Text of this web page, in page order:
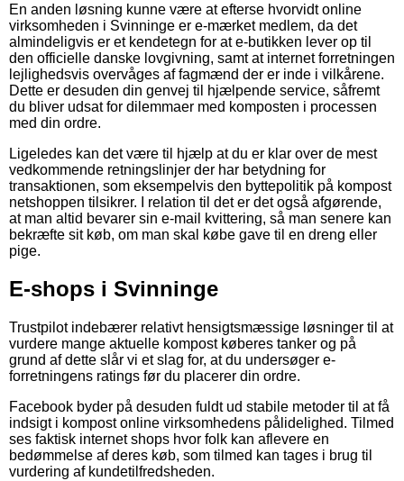
En anden løsning kunne være at efterse hvorvidt online
virksomheden i Svinninge er e-mærket medlem, da det
almindeligvis er et kendetegn for at e-butikken lever op til
den officielle danske lovgivning, samt at internet forretningen
lejlighedsvis overvåges af fagmænd der er inde i vilkårene.
Dette er desuden din genvej til hjælpende service, såfremt
du bliver udsat for dilemmaer med komposten i processen
med din ordre.
Ligeledes kan det være til hjælp at du er klar over de mest
vedkommende retningslinjer der har betydning for
transaktionen, som eksempelvis den byttepolitik på kompost
netshoppen tilsikrer. I relation til det er det også afgørende,
at man altid bevarer sin e-mail kvittering, så man senere kan
bekræfte sit køb, om man skal købe gave til en dreng eller
pige.
E-shops i Svinninge
Trustpilot indebærer relativt hensigtsmæssige løsninger til at
vurdere mange aktuelle kompost køberes tanker og på
grund af dette slår vi et slag for, at du undersøger e-
forretningens ratings før du placerer din ordre.
Facebook byder på desuden fuldt ud stabile metoder til at få
indsigt i kompost online virksomhedens pålidelighed. Tilmed
ses faktisk internet shops hvor folk kan aflevere en
bedømmelse af deres køb, som tilmed kan tages i brug til
vurdering af kundetilfredsheden.